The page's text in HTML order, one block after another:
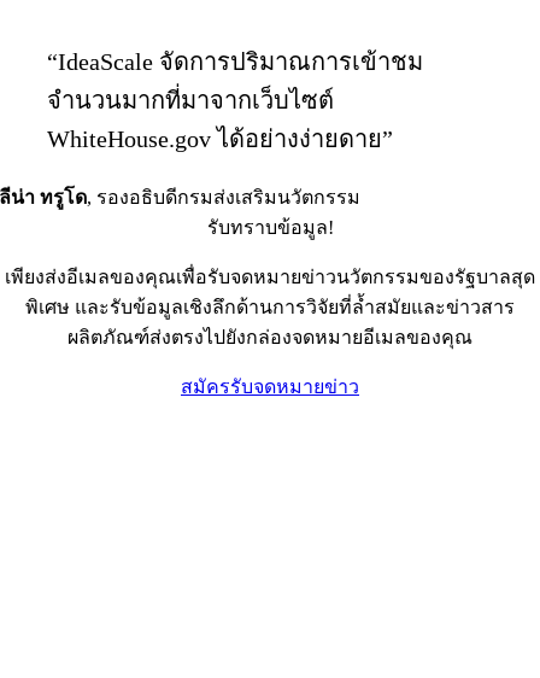
“IdeaScale จัดการปริมาณการเข้าชม
จำนวนมากที่มาจากเว็บไซต์
WhiteHouse.gov ได้อย่างง่ายดาย”
ลีน่า ทรูโด, รองอธิบดีกรมส่งเสริมนวัตกรรม
รับทราบข้อมูล!
เพียงส่งอีเมลของคุณเพื่อรับจดหมายข่าวนวัตกรรมของรัฐบาลสุด
พิเศษ และรับข้อมูลเชิงลึกด้านการวิจัยที่ล้ำสมัยและข่าวสาร
ผลิตภัณฑ์ส่งตรงไปยังกล่องจดหมายอีเมลของคุณ
สมัครรับจดหมายข่าว